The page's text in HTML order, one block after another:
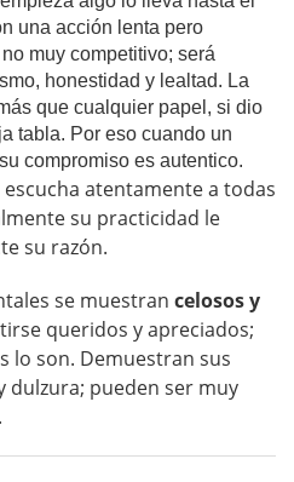
una acción lenta pero
muy competitivo; será
honestidad y lealtad. La
que cualquier papel, si dio
tabla. Por eso cuando un
compromiso es autentico.
atentamente a todas
su practicidad le
su razón.
se muestran celosos y
queridos y apreciados;
lo son. Demuestran sus
dulzura; pueden ser muy